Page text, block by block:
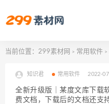
当前位置： 299素材网 > 常用软件 >
知识君 常用软件 2022-
全新升级版｜某度文库下载
费文档，下载后的文档还支